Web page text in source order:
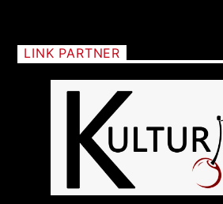
LINK PARTNER